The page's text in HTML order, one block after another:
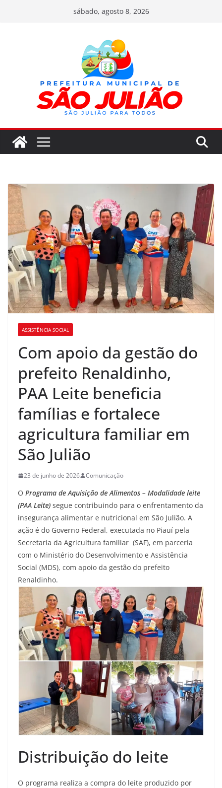
sábado, agosto 8, 2026
ASSISTÊNCIA SOCIAL
Com apoio da gestão do
prefeito Renaldinho,
PAA Leite beneficia
famílias e fortalece
agricultura familiar em
São Julião
23 de junho de 2026 Comunicação
O Programa de Aquisição de Alimentos – Modalidade leite
(PAA Leite) segue contribuindo para o enfrentamento da
insegurança alimentar e nutricional em São Julião. A
ação é do Governo Federal, executada no Piauí pela
Secretaria da Agricultura familiar (SAF), em parceria
com o Ministério do Desenvolvimento e Assistência
Social (MDS), com apoio da gestão do prefeito
Renaldinho.
Distribuição do leite
O programa realiza a compra do leite produzido por